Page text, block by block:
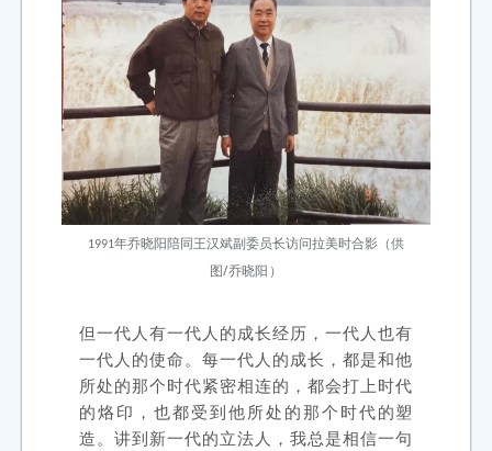
1991年乔晓阳陪同王汉斌副委员长访问拉美时合影（供
图/乔晓阳）
但一代人有一代人的成长经历，一代人也有
一代人的使命。每一代人的成长，都是和他
所处的那个时代紧密相连的，都会打上时代
的烙印，也都受到他所处的那个时代的塑
造。讲到新一代的立法人，我总是相信一句